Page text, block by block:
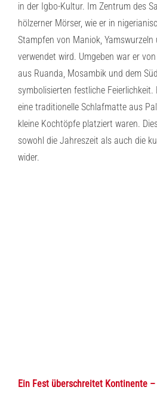
in der Igbo-Kultur. Im Zentrum des
hölzerner Mörser, wie er in
Stampfen von Maniok, Yamswurzeln
verwendet wird. Umgeben war er
aus Ruanda, Mosambik und dem
symbolisierten festliche
eine traditionelle Schlafmatte aus
kleine Kochtöpfe platziert waren.
sowohl die Jahreszeit als auch die
wider.
Ein Fest überschreitet Kontinente